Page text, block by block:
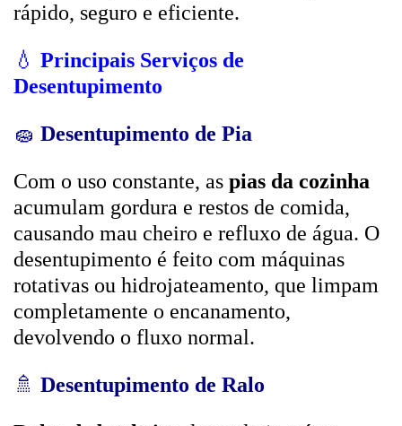
rápido, seguro e eficiente.
💧 Principais Serviços de
Desentupimento
🧽 Desentupimento de Pia
Com o uso constante, as pias da cozinha
acumulam gordura e restos de comida,
causando mau cheiro e refluxo de água. O
desentupimento é feito com máquinas
rotativas ou hidrojateamento, que limpam
completamente o encanamento,
devolvendo o fluxo normal.
🚿 Desentupimento de Ralo